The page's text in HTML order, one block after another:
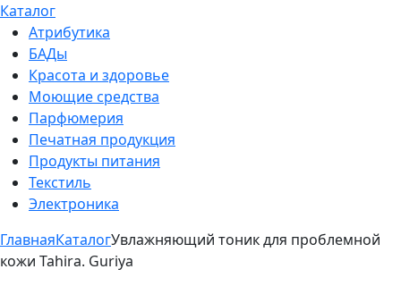
Каталог
Атрибутика
БАДы
Красота и здоровье
Моющие средства
Парфюмерия
Печатная продукция
Продукты питания
Текстиль
Электроника
ГлавнаяКаталогУвлажняющий тоник для проблемной
кожи Tahira. Guriya